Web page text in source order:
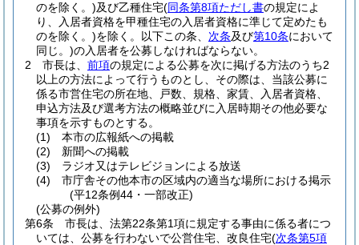
のを除く。)及び乙種住宅(同条第8項ただし書の規定によ
り、入居者資格を甲種住宅の入居者資格に準じて定めたも
のを除く。)を除く。以下この条、 次条及び第10条において
同じ。)の入居者を公募しなければならない。
2
市長は、 前項の規定による公募を次に掲げる方法のうち2
以上の方法によって行うものとし、その際は、当該公募に
係る市営住宅の所在地、戸数、規格、家賃、入居者資格、
申込方法及び選考方法の概略並びに入居時期その他必要な
事項を示すものとする。
(1)
本市の広報紙への掲載
(2)
新聞への掲載
(3)
ラジオ又はテレビジョンによる放送
(4)
市庁舎その他本市の区域内の適当な場所における掲示
(平12条例44・一部改正)
(公募の例外)
第6条
市長は、法第22条第1項に規定する事由に係る者につ
いては、公募を行わないで公営住宅、改良住宅(次条第5項